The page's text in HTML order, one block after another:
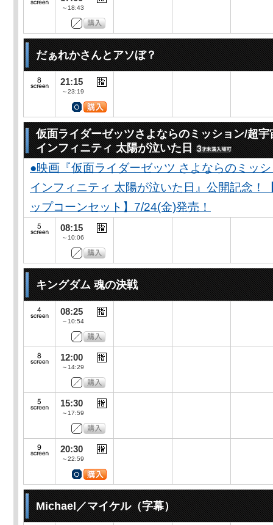
～18:43
だぁれかさんとアソぼ？
21:15
～23:19
仮面ライダーゼッツさよならのミッション/超
インフィニティ 太陽が泣いた日
●映画『仮面ライダーゼッツ さよならのミッ
インフィニティ 太陽が泣いた日』公開記念！
ップコーンセット】7/24(金)発売！
08:15
～10:06
キングダム 魂の決戦
08:25
～10:54
12:00
～14:29
15:30
～17:59
20:30
～22:59
Michael／マイケル（字幕）